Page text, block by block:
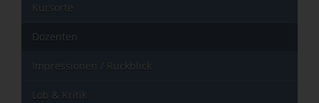
Kursorte
Dozenten
Impressionen / Rückblick
Lob & Kritik